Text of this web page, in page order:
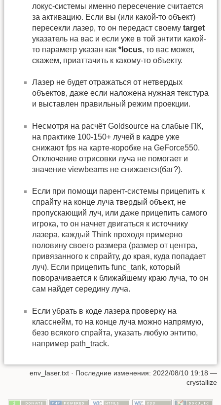
локус-системы именно пересечение считается
за активацию. Если вы (или какой-то объект)
пересекли лазер, то он передаст своему target
указатель на вас и если уже в той энтити какой-
то параметр указан как *locus, то вас может,
скажем, приаттачить к какому-то объекту.
Лазер не будет отражаться от нетвердых
объектов, даже если наложена нужная текстура
и выставлен правильный режим проекции.
Несмотря на расчёт Goldsource на слабые ПК,
на практике 100-150+ лучей в кадре уже
снижают fps на карте-коробке на GeForce550.
Отключение отрисовки луча не помогает и
значение viewbeams не снижается(баг?).
Если при помощи парент-системы прицепить к
спрайту на конце луча твердый объект, не
пропускающий луч, или даже прицепить самого
игрока, то он начнет двигаться к источнику
лазера, каждый Think проходя примерно
половину своего размера (размер от центра,
привязанного к спрайту, до края, куда попадает
луч). Если прицепить func_tank, который
поворачивается к ближайшему краю луча, то он
сам найдет середину луча.
Если убрать в коде лазера проверку на
класснейм, то на конце луча можно напрямую,
безо всякого спрайта, указать любую энтитю,
например path_track.
env_laser.txt · Последние изменения: 2022/08/10 19:18 —
crystallize